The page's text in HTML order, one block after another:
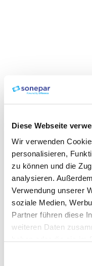
Diese Webseite
Wir verwenden
personalisieren,
zu können und die
analysieren.
Verwendung unserer
soziale Medien,
Partner führen diese
weiteren Daten